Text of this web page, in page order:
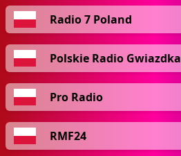
Radio 7 Poland
Polskie Radio Gwiazdka
Pro Radio
RMF24